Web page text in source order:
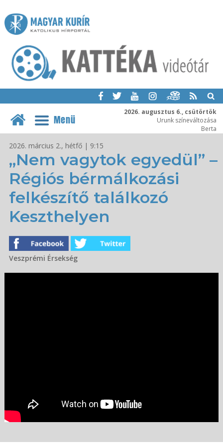
2026. augusztus 6., csütörtök
Urunk színeváltozása
Berta
Menü
2026. március 2., hétfő | 9:15
„Nem vagytok egyedül” –
Régiós bérmálkozási
felkészítő találkozó
Keszthelyen
Veszprémi Érsekség